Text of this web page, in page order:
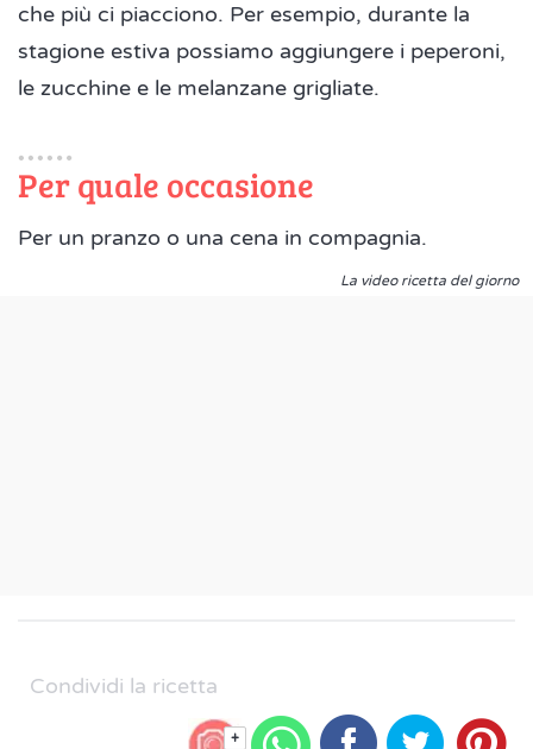
che più ci piacciono. Per esempio, durante la
stagione estiva possiamo aggiungere i peperoni,
le zucchine e le melanzane grigliate.
Per quale occasione
Per un pranzo o una cena in compagnia.
La video ricetta del giorno
Condividi la ricetta
+